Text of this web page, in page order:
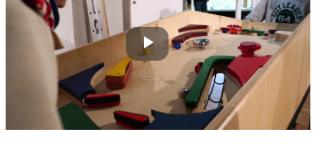
Play
Video